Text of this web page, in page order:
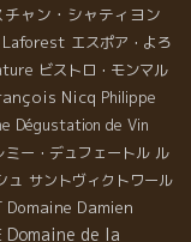
チャン・シャティヨン
Laforest エスポア・よろ
ビストロ・モンマル
Nicq Philippe
Dégustation de Vin
ミー・デュフェートル ル
ュ サントヴィクトワール
Domaine Damien
Domaine de la